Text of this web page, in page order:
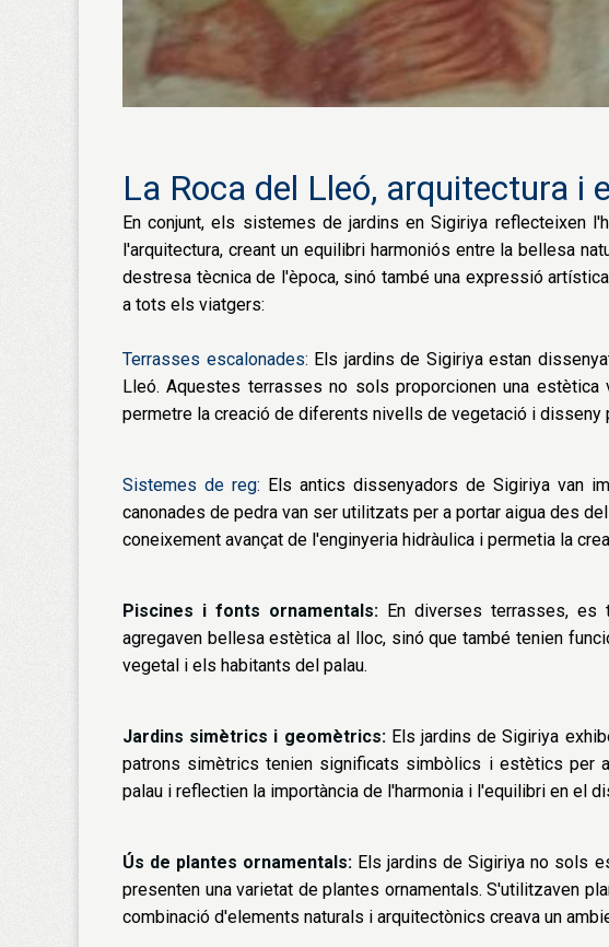
La Roca del Lleó, arquitectura i
En conjunt, els sistemes de jardins en Sigiriya reflecteixen
l'arquitectura, creant un equilibri harmoniós entre la bellesa
destresa tècnica de l'època, sinó també una expressió
a tots els viatgers:
Terrasses escalonades: Els jardins de Sigiriya estan
Lleó. Aquestes terrasses no sols proporcionen una
permetre la creació de diferents nivells de vegetació i disseny
Sistemes de reg: Els antics dissenyadors de Sigiriya van
canonades de pedra van ser utilitzats per a portar aigua des
coneixement avançat de l'enginyeria hidràulica i permetia la
Piscines i fonts ornamentals: En diverses terrasses, es
agregaven bellesa estètica al lloc, sinó que també tenien
vegetal i els habitants del palau.
Jardins simètrics i geomètrics:Els jardins de Sigiriya
patrons simètrics tenien significats simbòlics i estètics per
palau i reflectien la importància de l'harmonia i l'equilibri en el
Ús de plantes ornamentals: Els jardins de Sigiriya no sols
presenten una varietat de plantes ornamentals. S'utilitzaven
combinació d'elements naturals i arquitectònics creava un